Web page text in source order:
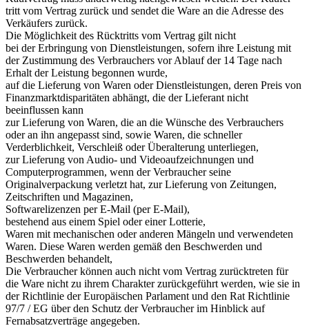
tritt vom Vertrag zurück und sendet die Ware an die Adresse des
Verkäufers zurück.
Die Möglichkeit des Rücktritts vom Vertrag gilt nicht
bei der Erbringung von Dienstleistungen, sofern ihre Leistung mit
der Zustimmung des Verbrauchers vor Ablauf der 14 Tage nach
Erhalt der Leistung begonnen wurde,
auf die Lieferung von Waren oder Dienstleistungen, deren Preis von
Finanzmarktdisparitäten abhängt, die der Lieferant nicht
beeinflussen kann
zur Lieferung von Waren, die an die Wünsche des Verbrauchers
oder an ihn angepasst sind, sowie Waren, die schneller
Verderblichkeit, Verschleiß oder Überalterung unterliegen,
zur Lieferung von Audio- und Videoaufzeichnungen und
Computerprogrammen, wenn der Verbraucher seine
Originalverpackung verletzt hat, zur Lieferung von Zeitungen,
Zeitschriften und Magazinen,
Softwarelizenzen per E-Mail (per E-Mail),
bestehend aus einem Spiel oder einer Lotterie,
Waren mit mechanischen oder anderen Mängeln und verwendeten
Waren. Diese Waren werden gemäß den Beschwerden und
Beschwerden behandelt,
Die Verbraucher können auch nicht vom Vertrag zurücktreten für
die Ware nicht zu ihrem Charakter zurückgeführt werden, wie sie in
der Richtlinie der Europäischen Parlament und den Rat Richtlinie
97/7 / EG über den Schutz der Verbraucher im Hinblick auf
Fernabsatzverträge angegeben.